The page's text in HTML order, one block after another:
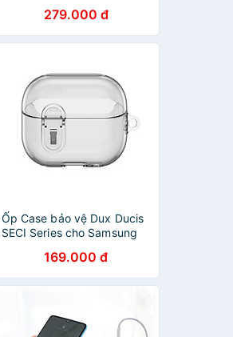
Hàng Chính Hãng
279.000 đ
Ốp Case bảo vệ Dux Ducis
SECI Series cho Samsung
Khoá An Toàn, Chống Sốc_
Hàng Chính Hãng
169.000 đ